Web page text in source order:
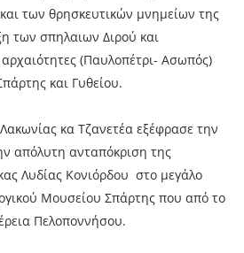
των θρησκευτικών μνημείων της
των σπηλαιων Διρού και
αρχαιότητες (Παυλοπέτρι- Ασωπός)
και Γυθείου.
κα Τζανετέα εξέφρασε την
απόλυτη ανταπόκριση της
Λυδίας Κονιόρδου στο μεγάλο
Μουσείου Σπάρτης που από το
Πελοποννήσου.